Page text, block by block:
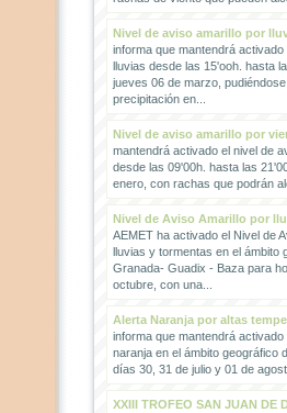
Nivel de aviso amarillo por
informa que mantendrá
lluvias desde las 15'ooh. hasta
jueves 06 de marzo,
precipitación en...
Nivel de aviso amarillo por
mantendrá activado el nivel de
desde las 09'00h. hasta las
enero, con rachas que podrán
Nivel de Aviso Amarillo por
AEMET ha activado el Nivel de
lluvias y tormentas en el ámbito
Granada- Guadix - Baza para
octubre, con una...
Alerta Naranja por altas
informa que mantendrá activado
naranja en el ámbito geográfico
días 30, 31 de julio y 01 de
XXIII TROFEO SAN JUAN DE